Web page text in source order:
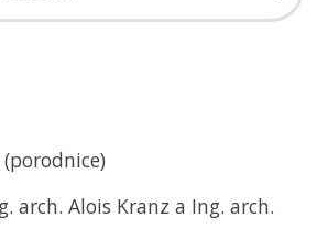
arch. Alois Kranz a Ing. arch.